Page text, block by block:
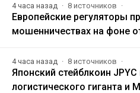
4 часа назад 8 источников
Европейские регуляторы
мошенничествах на фоне
4 часа назад 8 источников
Японский стейблкоин
логистического гиганта и